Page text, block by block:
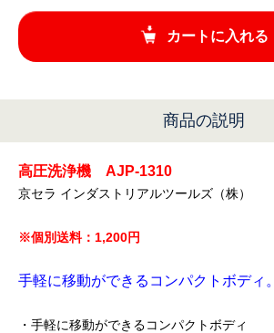
カートに入れる
商品の説明
高圧洗浄機 AJP-1310
京セラ インダストリアルツールズ（株）
※個別送料：1,200円
手軽に移動ができるコンパクトボディ。
・手軽に移動ができるコンパクトボディ